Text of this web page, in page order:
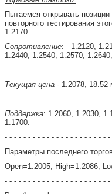
Пытаемся открывать
повторного тестирования
1.2170.
Сопротивление:
1.2120,
1.2440, 1.2540, 1.2570,
Текущая цена - 1.2078, 18.52
Поддержка: 1.2060, 1.2030,
1.1700.
- - - - - - - - - - - - - - - - - - - - - -
Параметры последнего
Open=1.2005, High=1.2086,
- - - - - - - - - - - - - - - - - - - - - -